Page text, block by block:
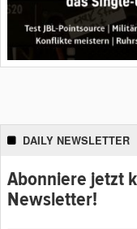
DAILY NEWSLETTER
Abonniere jetzt
Newsletter!